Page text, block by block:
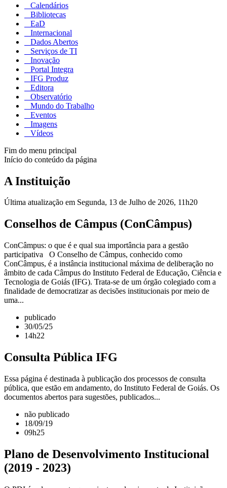
Calendários
Bibliotecas
EaD
Internacional
Dados Abertos
Serviços de TI
Inovação
Portal Integra
IFG Produz
Editora
Observatório
Mundo do Trabalho
Eventos
Imagens
Vídeos
Fim do menu principal
Início do conteúdo da página
A Instituição
Última atualização em Segunda, 13 de Julho de 2026, 11h20
Conselhos de Câmpus (ConCâmpus)
ConCâmpus: o que é e qual sua importância para a gestão
participativa O Conselho de Câmpus, conhecido como
ConCâmpus, é a instância institucional máxima de deliberação no
âmbito de cada Câmpus do Instituto Federal de Educação, Ciência e
Tecnologia de Goiás (IFG). Trata-se de um órgão colegiado com a
finalidade de democratizar as decisões institucionais por meio de
uma...
publicado
30/05/25
14h22
Consulta Pública IFG
Essa página é destinada à publicação dos processos de consulta
pública, que estão em andamento, do Instituto Federal de Goiás. Os
documentos abertos para sugestões, publicados...
não publicado
18/09/19
09h25
Plano de Desenvolvimento Institucional
(2019 - 2023)